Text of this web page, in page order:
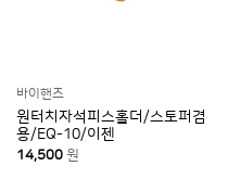
바이핸즈
원터치자석피스홀더/스토퍼겸
용/EQ-10/이젠
14,500 원